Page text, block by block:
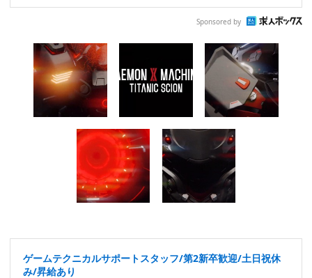
Sponsored by
ゲームテクニカルサポートスタッフ/第2新卒歓迎/土日祝休
み/昇給あり